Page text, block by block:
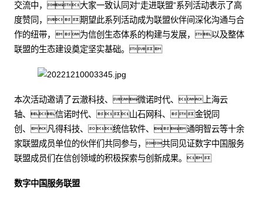
交流中，大家一致认同对“走进联盟”系列活动表示了高
度赞同，期望此系列活动成为联盟伙伴间深化沟通与合
作的纽带，为信创生态体系的构建与发展，以及整体
联盟的生态建设奠定坚实基础。
本次活动邀请了云澈科技、微诺时代、上海云
轴、信诺时代、山石网科、金锐同
创、凡得科技、统信软件、通明智云等十余
家联盟成员单位的伙伴们共同参与，共同见证数字中国服务
联盟成员们在信创领域的积极探索与创新成果。
数字中国服务联盟